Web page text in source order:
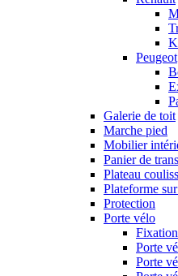
Peugeot
Galerie de toit
Marche pied
Mobilier
Panier de
Plateau
Plateforme
Protection
Porte vélo
Porte
Porte